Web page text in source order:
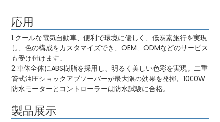
応用
1.クールな電気自動車、便利で環境に優しく、低炭素旅行を実現
し、色の構成をカスタマイズでき、OEM、ODMなどのサービス
も受け付けます。
2.車体全体にABS樹脂を採用し、明るく美しい色彩を実現。二重
管式油圧ショックアブソーバーが最大限の効果を発揮。1000W
防水モーターとコントローラーは防水試験に合格。
製品展示